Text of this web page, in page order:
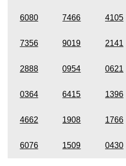
6080 7466 4105
7356 9019 2141
2888 0954 0621
0364 6415 1396
4662 1908 1766
6076 1509 0430